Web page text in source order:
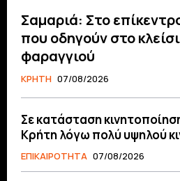
Σαμαριά: Στο
που οδηγούν στο
φαραγγιού
ΚΡΗΤΗ 07/08/2026
Σε κατάσταση
Κρήτη λόγω πολύ υψηλού
ΕΠΙΚΑΙΡΟΤΗΤΑ 07/08/2026